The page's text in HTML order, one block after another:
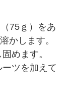
75ｇ）をあ
かします。
めます。
ツを加えて